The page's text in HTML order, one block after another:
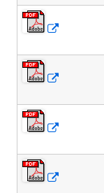
Fenster
Fenster
Fenster
Fenster